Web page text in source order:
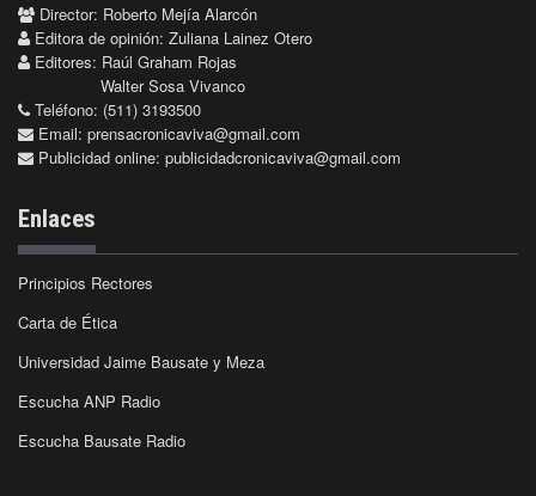
Director: Roberto Mejía Alarcón
Editora de opinión: Zuliana Lainez Otero
Editores: Raúl Graham Rojas
Walter Sosa Vivanco
Teléfono: (511) 3193500
Email: prensacronicaviva@gmail.com
Publicidad online: publicidadcronicaviva@gmail.com
Enlaces
Principios Rectores
Carta de Ética
Universidad Jaime Bausate y Meza
Escucha ANP Radio
Escucha Bausate Radio